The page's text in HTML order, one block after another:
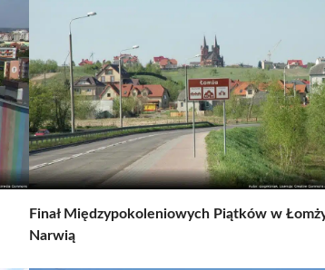
Finał Międzypokoleniowych Piątków w
Narwią